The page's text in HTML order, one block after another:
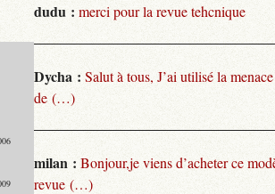
dudu : merci pour la revue tehcnique
Dycha : Salut à tous, J’ai utilisé la
de (…)
milan : Bonjour,je viens d’acheter ce
revue (…)